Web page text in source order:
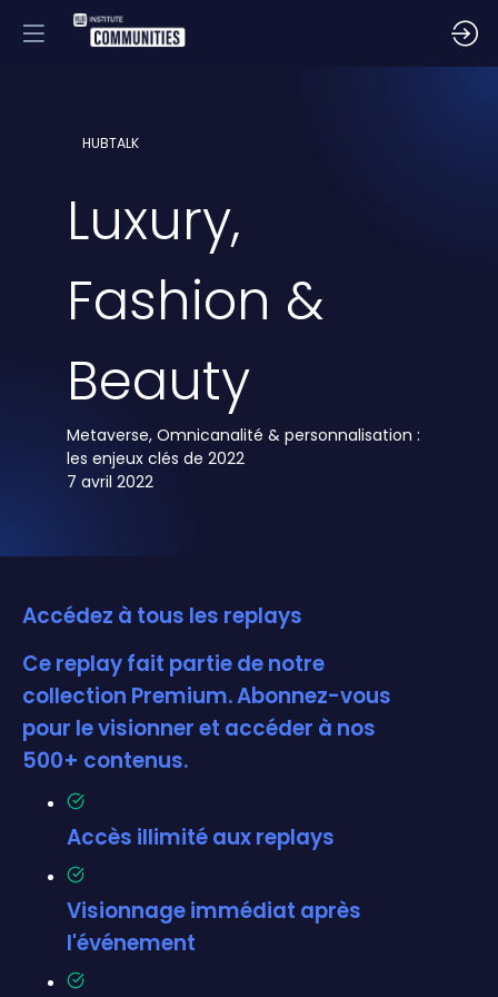
HUBTALK
Luxury,
Fashion &
Beauty
Metaverse, Omnicanalité & personnalisation :
les enjeux clés de 2022
7 avril 2022
Accédez à tous les replays
Ce replay fait partie de notre
collection Premium. Abonnez-vous
pour le visionner et accéder à nos
500+ contenus.
Accès illimité aux replays
Visionnage immédiat après
l'événement